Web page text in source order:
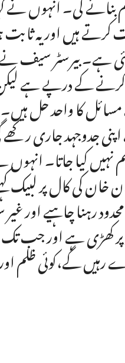
ہیں اور یہ
ہے۔ بیرسٹر سیف نے
کرنے کے درپے ہے
کا واحد حل ہیں۔
جدوجہد جاری
نہیں کیا جاتا۔
خان کی کال پر
رہنا چاہیے اور
پر کھڑی ہے اور جب
رہیں گے،کوئی ظلم